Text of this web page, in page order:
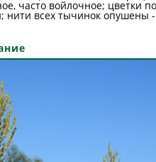
часто войлочное; цветки
нити всех тычинок опушены